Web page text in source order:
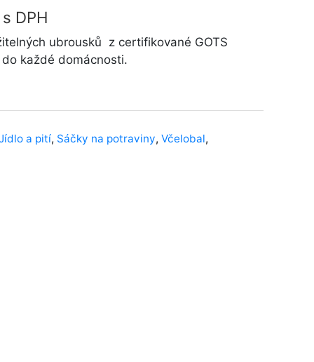
s DPH
ubrousků z certifikované GOTS
každé domácnosti.
a pití, Sáčky na potraviny, Včelobal,